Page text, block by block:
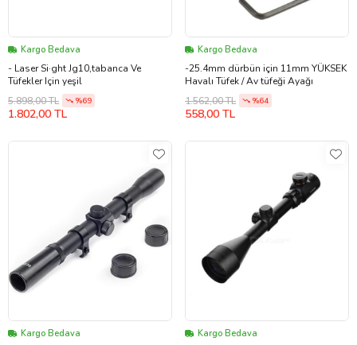
Kargo Bedava
- Laser Si·ght Jg10,tabanca Ve
Tüfekler Için yeşil
5.898,00 TL
%69
1.802,00 TL
Kargo Bedava
-25.4mm dürbün için 11mm YÜKSEK
Havalı Tüfek / Av tüfeği Ayağı
1.562,00 TL
%64
558,00 TL
Kargo Bedava Kargo Bedava